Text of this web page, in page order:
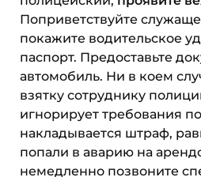
Поприветствуйте
покажите водительское
паспорт. Предоставьте
автомобиль. Ни в коем
взятку сотруднику
игнорирует требования
накладывается штраф,
попали в аварию на
немедленно позвоните